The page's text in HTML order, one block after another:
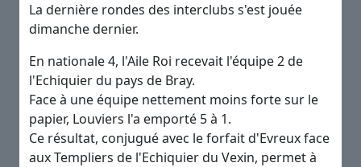
La dernière rondes des interclubs s'est jouée
dimanche dernier.
En nationale 4, l'Aile Roi recevait l'équipe 2 de
l'Echiquier du pays de Bray.
Face à une équipe nettement moins forte sur le
papier, Louviers l'a emporté 5 à 1.
Ce résultat, conjugué avec le forfait d'Evreux face
aux Templiers de l'Echiquier du Vexin, permet à